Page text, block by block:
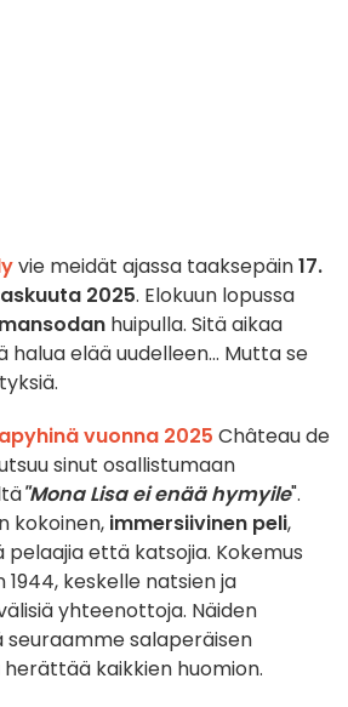
vie meidät ajassa taaksepäin17.
2025. Elokuun lopussa
huipulla. Sitä aikaa
elää uudelleen... Mutta se
vuonna 2025 Château de
sinut osallistumaan
"Mona Lisa ei enää hymyile".
kokoinen, immersiivinen peli,
pelaajia että katsojia. Kokemus
keskelle natsien ja
yhteenottoja. Näiden
seuraamme salaperäisen
kaikkien huomion.